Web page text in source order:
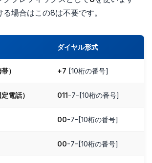
場合はこの8は不要です。
ダイヤル形式
） +7 [10桁の番号]
電話） 011-7-[10桁の番号]
00-7-[10桁の番号]
00-7-[10桁の番号]